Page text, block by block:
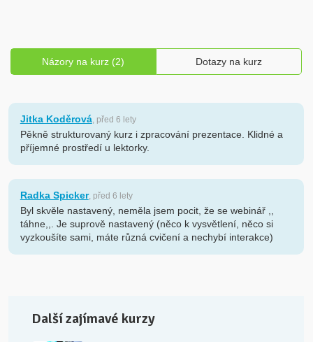
Názory na kurz (2) Dotazy na kurz
Jitka Koděrová, před 6 lety
Pěkně strukturovaný kurz i zpracování prezentace. Klidné a
příjemné prostředí u lektorky.
Radka Spicker, před 6 lety
Byl skvěle nastavený, neměla jsem pocit, že se webinář ,,
táhne,,. Je suprově nastavený (něco k vysvětlení, něco si
vyzkoušíte sami, máte různá cvičení a nechybí interakce)
Další zajímavé kurzy